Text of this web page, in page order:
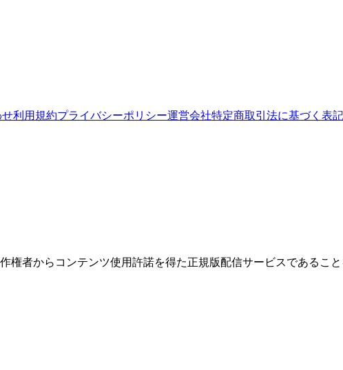
せ利用規約プライバシーポリシー運営会社特定商取引法に基づく表記
者からコンテンツ使用許諾を得た正規版配信サービスであること